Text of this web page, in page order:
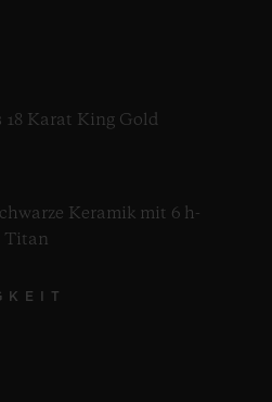
18 Karat King Gold
Keramik mit 6 h-
Titan